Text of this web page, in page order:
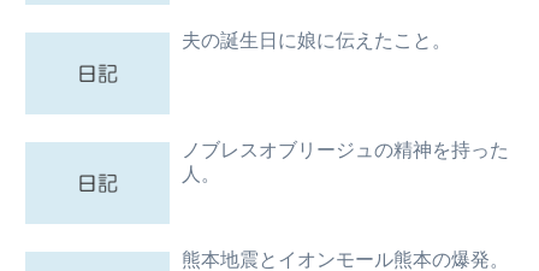
夫の誕生日に娘に伝えたこと。
ノブレスオブリージュの精神を持った
人。
熊本地震とイオンモール熊本の爆発。